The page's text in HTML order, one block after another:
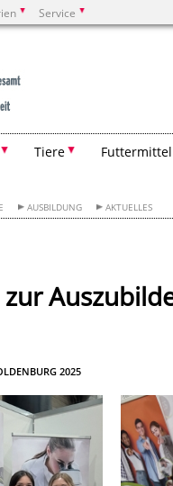
Service
Tiere Futtermittel
AUSBILDUNG AKTUELLES
2025